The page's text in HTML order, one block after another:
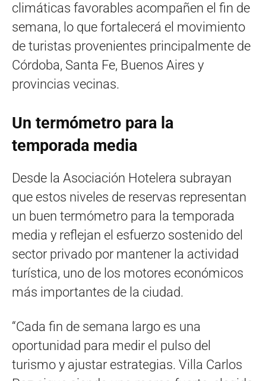
climáticas favorables acompañen el fin de
semana, lo que fortalecerá el movimiento
de turistas provenientes principalmente de
Córdoba, Santa Fe, Buenos Aires y
provincias vecinas.
Un termómetro para la
temporada media
Desde la Asociación Hotelera subrayan
que estos niveles de reservas representan
un buen termómetro para la temporada
media y reflejan el esfuerzo sostenido del
sector privado por mantener la actividad
turística, uno de los motores económicos
más importantes de la ciudad.
“Cada fin de semana largo es una
oportunidad para medir el pulso del
turismo y ajustar estrategias. Villa Carlos